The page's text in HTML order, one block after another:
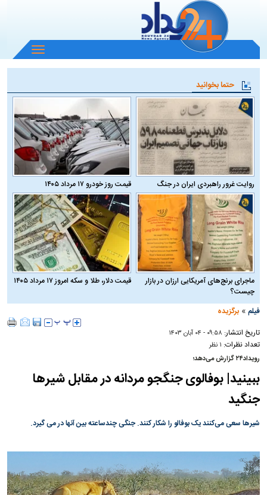
باز
و
منو
حتما بخوانید
روایت غرور راهبردی ایران در جنگ قیمت روز خودرو ۱۷ مرداد ۱۴۰۵
ماجرای برنج‌های آمریکایی ارزان در بازار
چیست؟
قیمت دلار، طلا و سکه امروز ۱۷ مرداد ۱۴۰۵
فیلم »برگزیده
تاریخ انتشار: ۰۹:۵۸ - ۰۴ آبان ۱۴۰۳
تعداد نظرات: ۱ نظر
رویداد۲۴ گزارش می‌دهد؛
ببینید| بوفالوی جنگجو مردانه در مقابل شیرها
جنگید
شیرها سعی می‌کنند یک بوفالو را شکار کنند. جنگی چندساعته بین آنها در می گیرد.